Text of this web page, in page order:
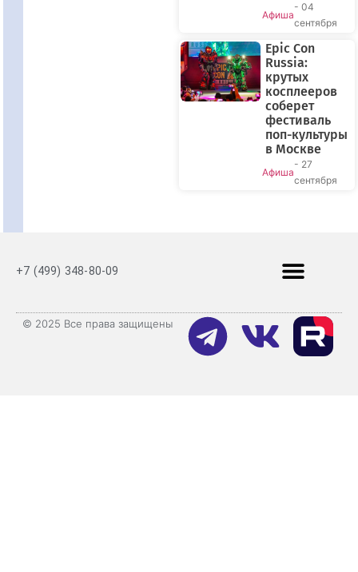
Афиша
- 04
сентября
Epic Con
Russia:
крутых
косплееров
соберет
фестиваль
поп-культуры
в Москве
Афиша
- 27
сентября
+7 (499) 348-80-09
© 2025 Все права защищены